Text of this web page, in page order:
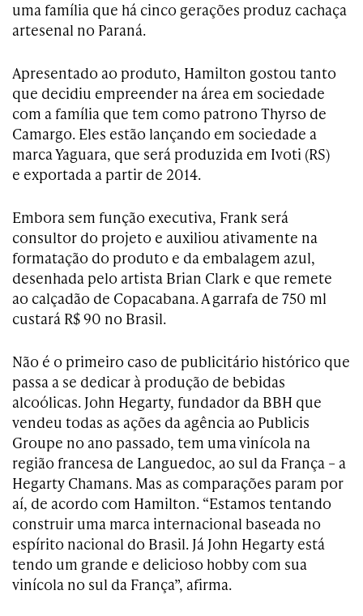
uma família que há cinco gerações produz cachaça
artesenal no Paraná.
Apresentado ao produto, Hamilton gostou tanto
que decidiu empreender na área em sociedade
com a família que tem como patrono Thyrso de
Camargo. Eles estão lançando em sociedade a
marca Yaguara, que será produzida em Ivoti (RS)
e exportada a partir de 2014.
Embora sem função executiva, Frank será
consultor do projeto e auxiliou ativamente na
formatação do produto e da embalagem azul,
desenhada pelo artista Brian Clark e que remete
ao calçadão de Copacabana. A garrafa de 750 ml
custará R$ 90 no Brasil.
Não é o primeiro caso de publicitário histórico que
passa a se dedicar à produção de bebidas
alcoólicas. John Hegarty, fundador da BBH que
vendeu todas as ações da agência ao Publicis
Groupe no ano passado, tem uma vinícola na
região francesa de Languedoc, ao sul da França – a
Hegarty Chamans. Mas as comparações param por
aí, de acordo com Hamilton. “Estamos tentando
construir uma marca internacional baseada no
espírito nacional do Brasil. Já John Hegarty está
tendo um grande e delicioso hobby com sua
vinícola no sul da França”, afirma.